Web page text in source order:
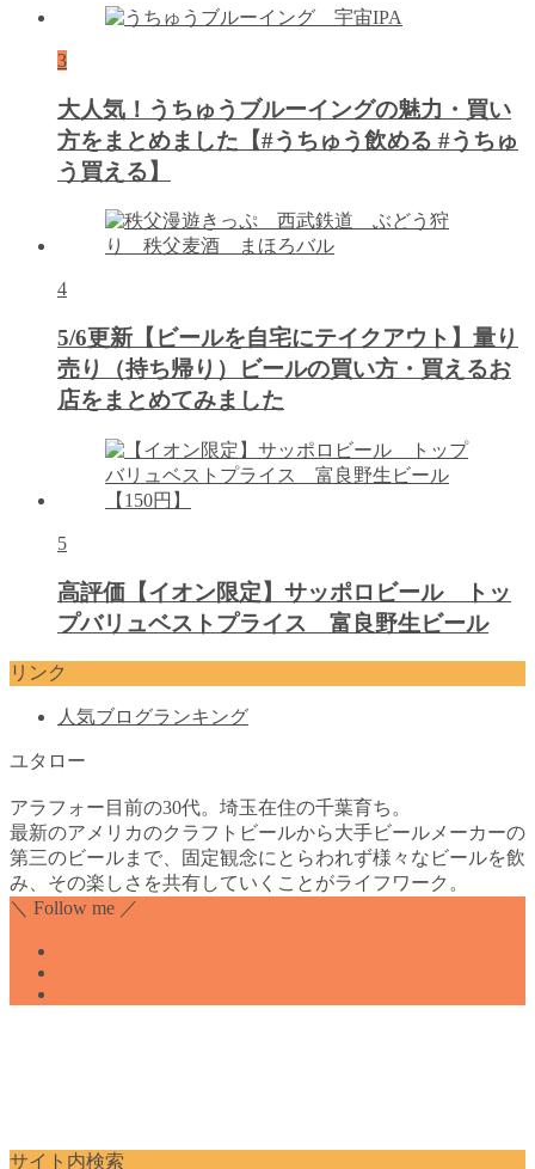
3
大人気！うちゅうブルーイングの魅力・買い
方をまとめました【#うちゅう飲める #うちゅ
う買える】
4
5/6更新【ビールを自宅にテイクアウト】量り
売り（持ち帰り）ビールの買い方・買えるお
店をまとめてみました
5
高評価【イオン限定】サッポロビール トッ
プバリュベストプライス 富良野生ビール
リンク
人気ブログランキング
ユタロー
アラフォー目前の30代。埼玉在住の千葉育ち。
最新のアメリカのクラフトビールから大手ビールメーカーの
第三のビールまで、固定観念にとらわれず様々なビールを飲
み、その楽しさを共有していくことがライフワーク。
＼ Follow me ／
サイト内検索